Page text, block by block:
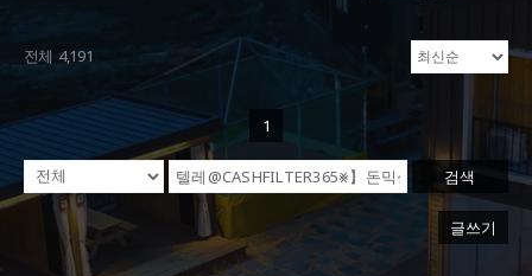
전체 4,191
1
검색
글쓰기